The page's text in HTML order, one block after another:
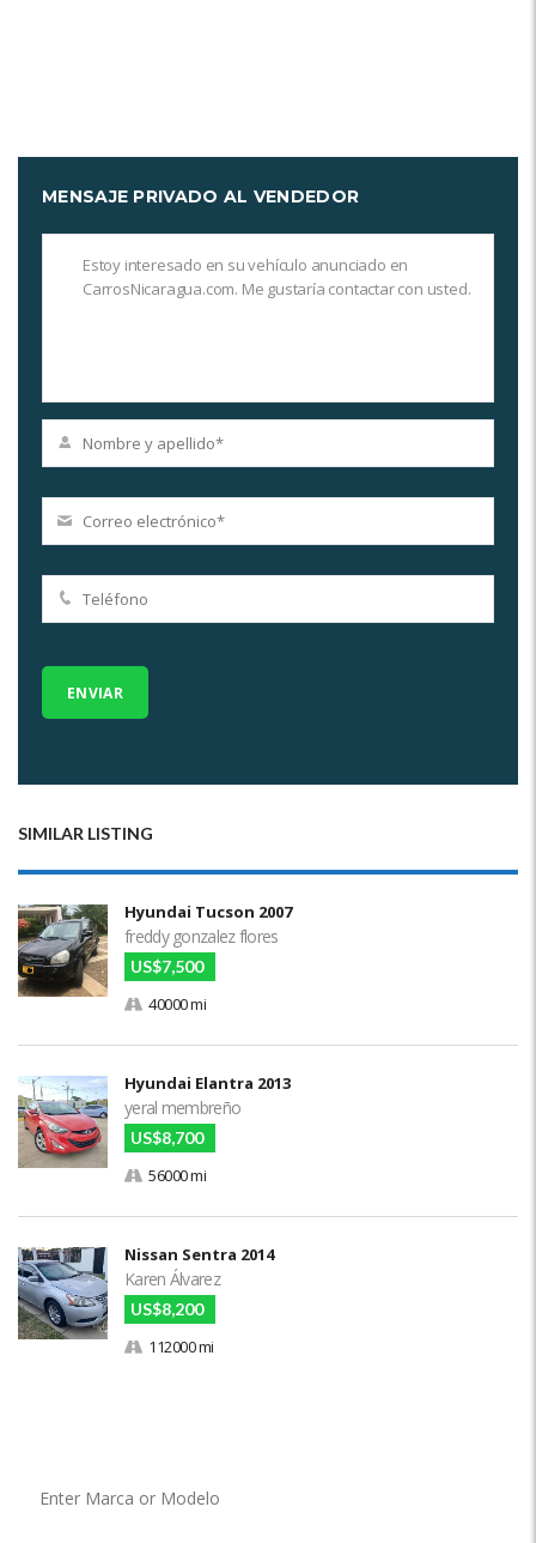
MENSAJE PRIVADO AL VENDEDOR
SIMILAR LISTING
Hyundai Tucson 2007
freddy gonzalez flores
US$7,500
40000 mi
Hyundai Elantra 2013
yeral membreño
US$8,700
56000 mi
Nissan Sentra 2014
Karen Álvarez
US$8,200
112000 mi